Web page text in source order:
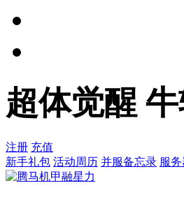
超体觉醒
注册 充值
新手礼包 活动周历 并服备忘录 服